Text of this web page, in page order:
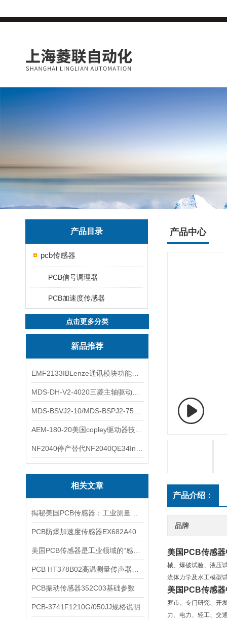
产品目录
pcb传感器
PCB信号调理器
PCB加速度传感器
点击更多分类
新品推荐
相关文章
PCB防爆加速度传感器EX682A40
PCB振动传感器352C03基础参数
PCB-3741F1210G/050JJ规格说明
产品中心
产品介绍：
品牌
美国PCB传感
械、爆破试验、液压
流体力学及水工模型
美国PCB传感
罗市。专门研究、开
力、电力、轻工、交